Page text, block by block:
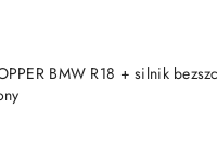
BMW R18 + silnik